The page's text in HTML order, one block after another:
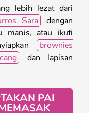
lebih lezat dari
Sara
dengan
manis, atau ikuti
brownies
dan lapisan
PAI